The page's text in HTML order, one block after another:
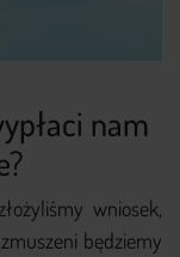
nam
wniosek,
będziemy